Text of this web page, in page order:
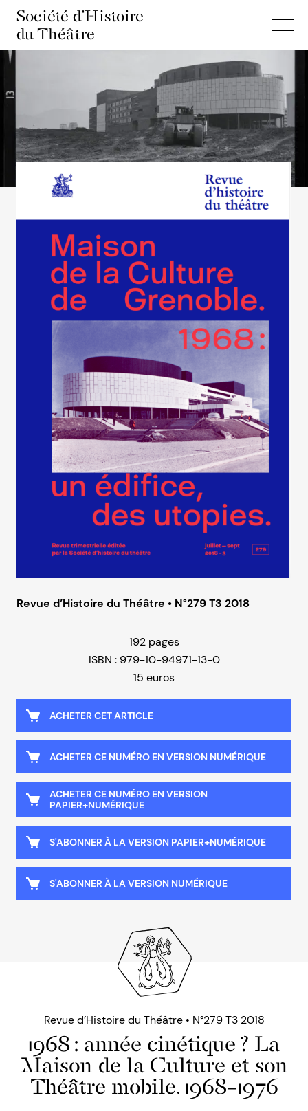
Société d'Histoire
du Théâtre
Revue d’Histoire du Théâtre • N°279 T3 2018
192 pages
ISBN : 979-10-94971-13-0
15 euros
ACHETER CET ARTICLE
ACHETER CE NUMÉRO EN VERSION NUMÉRIQUE
ACHETER CE NUMÉRO EN VERSION
PAPIER+NUMÉRIQUE
S'ABONNER À LA VERSION PAPIER+NUMÉRIQUE
S'ABONNER À LA VERSION NUMÉRIQUE
Revue d’Histoire du Théâtre • N°279 T3 2018
1968 : année cinétique ? La
Maison de la Culture et son
Théâtre mobile, 1968–1976